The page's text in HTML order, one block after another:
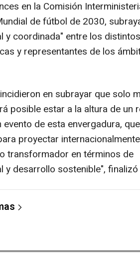
en la Comisión
de fútbol de 2030,
y coordinada" entre los distintos
y representantes de los
en subrayar que solo
posible estar a la altura de un
de esta envergadura, que
proyectar
transformador en términos de
desarrollo sostenible", finalizó